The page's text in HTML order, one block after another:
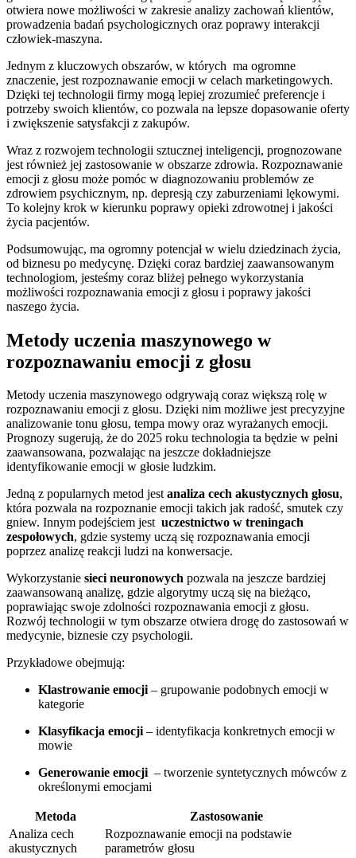
otwiera​ nowe możliwości‍ w zakresie analizy zachowań klientów,
⁢prowadzenia badań‌ psychologicznych oraz poprawy interakcji
człowiek-maszyna.
Jednym z ‍kluczowych obszarów, w⁤ których ⁢ ma ogromne
znaczenie, jest rozpoznawanie emocji w celach marketingowych.
Dzięki tej technologii ​firmy mogą lepiej zrozumieć preferencje i⁢
potrzeby swoich ⁣klientów, co pozwala na lepsze dopasowanie oferty
i zwiększenie satysfakcji z ‍zakupów.
Wraz z rozwojem technologii ‌sztucznej‍ inteligencji, prognozowane
‍jest również ⁣jej zastosowanie w obszarze zdrowia. Rozpoznawanie
emocji‍ z głosu może pomóc w ⁤diagnozowaniu problemów ze
zdrowiem psychicznym, np. depresją czy zaburzeniami lękowymi.
To kolejny krok w kierunku poprawy opieki zdrowotnej i jakości
życia pacjentów.
Podsumowując, ma ogromny potencjał ⁤w wielu dziedzinach życia,
od biznesu po medycynę. Dzięki⁢ coraz bardziej zaawansowanym
technologiom,‍ jesteśmy coraz bliżej​ pełnego wykorzystania
możliwości rozpoznawania emocji z głosu i poprawy jakości
naszego życia.
Metody uczenia maszynowego w
rozpoznawaniu emocji z⁤ głosu
Metody uczenia maszynowego odgrywają coraz większą rolę w
rozpoznawaniu ⁤emocji z⁤ głosu. Dzięki nim możliwe jest⁣ precyzyjne
analizowanie tonu‌ głosu, tempa mowy oraz​ wyrażanych emocji.
Prognozy sugerują, że do 2025 roku⁢ technologia ta będzie⁢ w pełni
⁤zaawansowana, pozwalając na jeszcze dokładniejsze
identyfikowanie emocji ⁣w głosie ludzkim.
Jedną z popularnych metod jestanaliza cech akustycznych głosu,
która pozwala na rozpoznanie emocji takich jak‌ radość, ⁢smutek czy
gniew. Innym⁤ podejściem ​jest ⁣ uczestnictwo w treningach
zespołowych, gdzie systemy uczą się rozpoznawania emocji
poprzez analizę reakcji ludzi na konwersacje.
Wykorzystanie sieci neuronowych pozwala na jeszcze bardziej
zaawansowaną analizę, gdzie algorytmy uczą się na bieżąco,
poprawiając swoje zdolności rozpoznawania emocji‍ z głosu.⁤
Rozwój technologii w tym‍ obszarze otwiera⁤ drogę⁣ do zastosowań ⁢w
medycynie, biznesie czy⁣ psychologii.
Przykładowe obejmują:
Klastrowanie ‍emocji– ⁢grupowanie podobnych emocji w ​
kategorie
Klasyfikacja emocji– identyfikacja ​konkretnych emocji w‍
mowie
Generowanie emocji‍ – tworzenie syntetycznych mówców z
określonymi emocjami
Metoda
Zastosowanie
Analiza cech
akustycznych
Rozpoznawanie emocji na podstawie
parametrów głosu